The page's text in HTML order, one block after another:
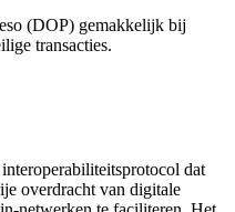
(DOP) gemakkelijk bij
transacties.
dat
overdracht van digitale